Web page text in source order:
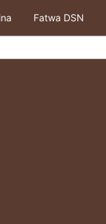
Fatwa DSN